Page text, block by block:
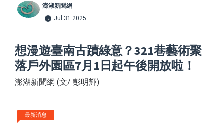
澎湖新聞網
Jul 31 2025
想漫遊臺南古蹟綠意？321巷藝術聚
落戶外園區7月1日起午後開放啦！
澎湖新聞網 (文/ 彭明輝)
最新消息